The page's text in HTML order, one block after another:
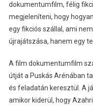
dokumentumfilm, félig
megjeleníteni, hogy
egy fikciós szállal, ami
újrajátszása, hanem egy
A film dokumentumfilm
útját a Puskás Arénában
és feladatán keresztül. A
amikor kiderül, hogy